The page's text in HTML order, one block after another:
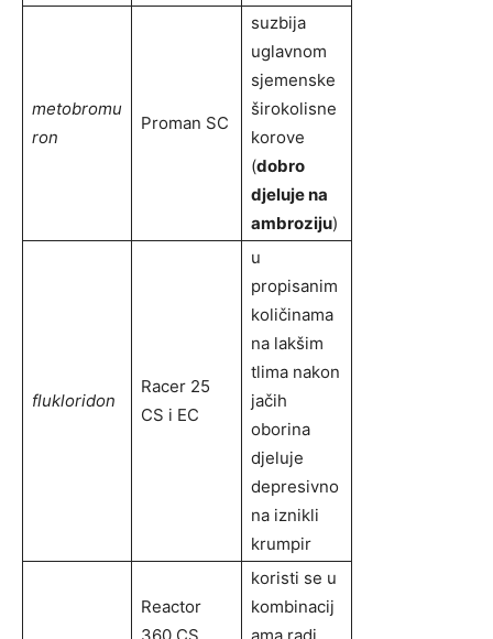
metobromu
ron
Proman SC
suzbija
uglavnom
sjemenske
širokolisne
korove
(dobro
djeluje na
ambroziju)
flukloridon
Racer 25
CS i EC
u
propisanim
količinama
na lakšim
tlima nakon
jačih
oborina
djeluje
depresivno
na iznikli
krumpir
Reactor
360 CS,
koristi se u
kombinacij
ama radi